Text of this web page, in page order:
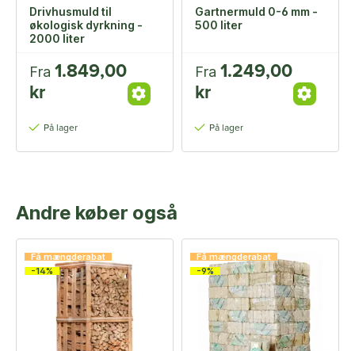
Drivhusmuld til
økologisk dyrkning -
2000 liter
Fra 1.849,00
kr
På lager
Gartnermuld 0-6 mm -
500 liter
Fra 1.249,00
kr
På lager
Andre køber også
Få mængderabat
-14%
Få mængderabat
-9%